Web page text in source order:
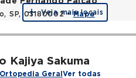
SP, 03180002 •Mapa
Veja mais locais
Kajiya Sakuma
Ortopedia Geral Ver todas